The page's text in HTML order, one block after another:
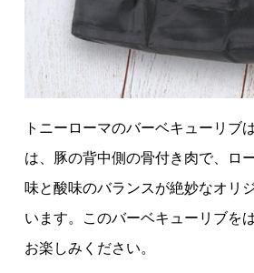
トニーローマのバーベキューリブ
は、豚の背中側の骨付き肉で、ロ
味と酸味のバランスが絶妙なオリ
います。このバーベキューリブを
お楽しみください。